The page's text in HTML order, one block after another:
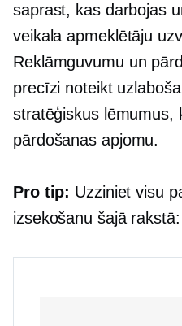
saprast, kas darbojas
veikala apmeklētāju
Reklāmguvumu un
precīzi noteikt
stratēģiskus lēmumus,
pārdošanas apjomu.
Pro tip: Uzziniet visu
izsekošanu šajā rakstā: